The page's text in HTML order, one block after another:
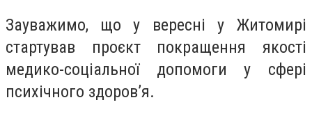
Зауважимо, що у вересні у Житомирі
стартував проєкт покращення якості
медико-соціальної допомоги у сфері
психічного здоров’я.